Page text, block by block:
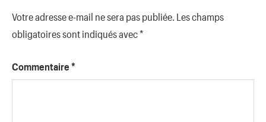
Votre adresse e-mail ne sera pas publiée. Les champs
obligatoires sont indiqués avec*
Commentaire *